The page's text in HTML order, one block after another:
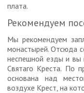
плата.
Рекомендуем
Мы рекомендуем
монастырей. Отсюда
неспешной езды и вы
Святаго Креста. По
основана над
воздухе Крест, на